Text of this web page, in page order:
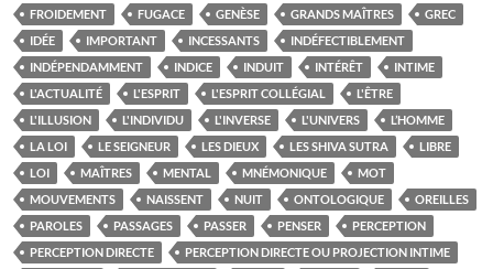
FROIDEMENT FUGACE GENÈSE GRANDS MAÎTRES
GREC
IDÉE
IMPORTANT INCESSANTS
INDÉFECTIBLEMENT
INDÉPENDAMMENT
INDICE INDUIT INTÉRÊT
INTIME
L'ACTUALITÉ
L'ESPRIT L'ESPRIT COLLÉGIAL
L'ÊTRE
L'ILLUSION
L'INDIVIDU L'INVERSE L'UNIVERS
L’HOMME
LA LOI
LE SEIGNEUR LES DIEUX LES SHIVA SUTRA
LIBRE
LOI
MAÎTRES MENTAL MNÉMONIQUE
MOT
MOUVEMENTS
NAISSENT NUIT ONTOLOGIQUE
OREILLES
PAROLES
PASSAGES PASSER PENSER
PERCEPTION
PERCEPTION DIRECTE
PERCEPTION DIRECTE OU PROJECTION INTIME